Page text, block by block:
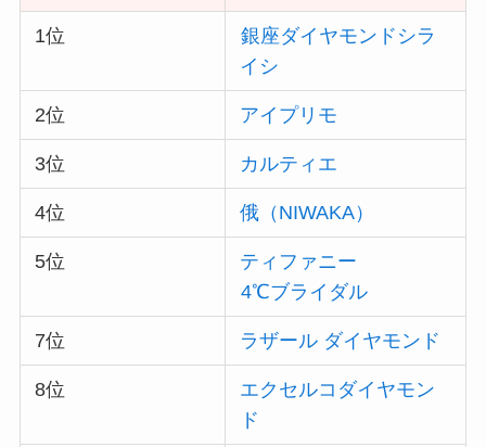
1位
銀座ダイヤモンドシラ
イシ
2位 アイプリモ
3位 カルティエ
4位 俄（NIWAKA）
5位
ティファニー
4℃ブライダル
7位 ラザール ダイヤモンド
8位
エクセルコダイヤモン
ド